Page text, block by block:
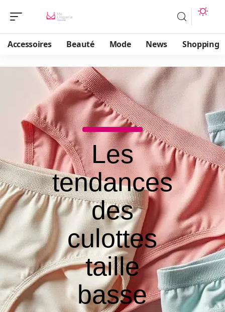
Accessoires Beauté Mode News Shopping
Les
tendances
des
culottes
taille
basse